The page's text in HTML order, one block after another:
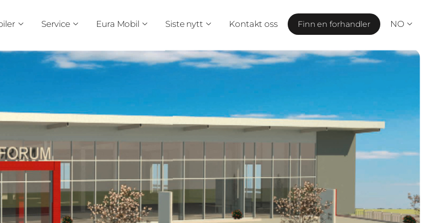
Service Eura Mobil Siste nytt Kontakt oss Finn en forhandler NO